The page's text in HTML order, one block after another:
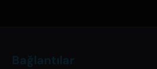
Bağlantılar